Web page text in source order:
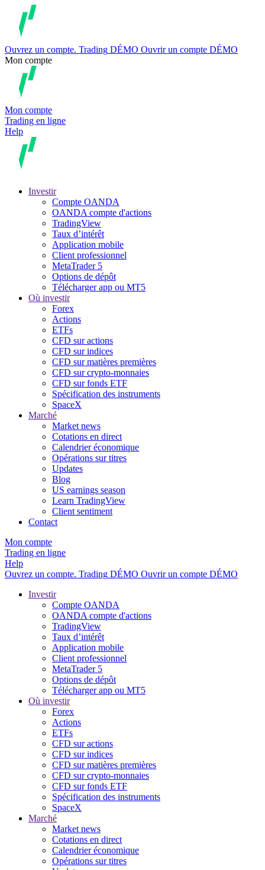
Ouvrez un compte. Trading DÉMO Ouvrir un compte DÉMO
Mon compte
Mon compte
Trading en ligne
Help
Investir
Compte OANDA
OANDA compte d'actions
TradingView
Taux d’intérêt
Application mobile
Client professionnel
MetaTrader 5
Options de dépôt
Télécharger app ou MT5
Où investir
Forex
Actions
ETFs
CFD sur actions
CFD sur indices
CFD sur matières premières
CFD sur crypto-monnaies
CFD sur fonds ETF
Spécification des instruments
SpaceX
Marché
Market news
Cotations en direct
Calendrier économique
Opérations sur titres
Updates
Blog
US earnings season
Learn TradingView
Client sentiment
Contact
Mon compte
Trading en ligne
Help
Ouvrez un compte. Trading DÉMO Ouvrir un compte DÉMO
Investir
Compte OANDA
OANDA compte d'actions
TradingView
Taux d’intérêt
Application mobile
Client professionnel
MetaTrader 5
Options de dépôt
Télécharger app ou MT5
Où investir
Forex
Actions
ETFs
CFD sur actions
CFD sur indices
CFD sur matières premières
CFD sur crypto-monnaies
CFD sur fonds ETF
Spécification des instruments
SpaceX
Marché
Market news
Cotations en direct
Calendrier économique
Opérations sur titres